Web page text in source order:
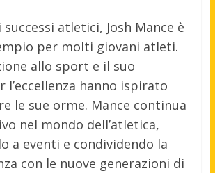
atletici, Josh Mance è
per molti giovani atleti.
allo sport e il suo
l’eccellenza hanno ispirato
le sue orme. Mance continua
nel mondo dell’atletica,
a eventi e condividendo la
con le nuove generazioni di